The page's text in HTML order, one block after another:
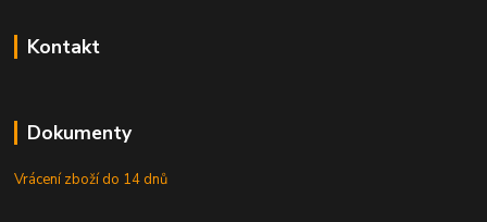
Kontakt
Dokumenty
Vrácení zboží do 14 dnů